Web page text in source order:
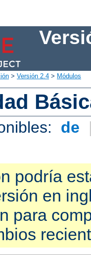
> Versión 2.4 > Módulos
de
podría
en
para